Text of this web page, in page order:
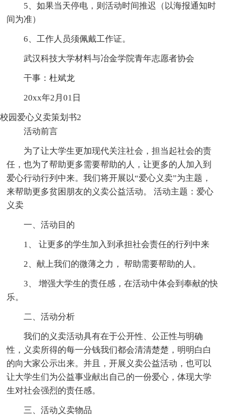
5、如果当天停电，则活动时间推迟（以海报通知时
间为准）
6、工作人员须佩戴工作证。
武汉科技大学材料与冶金学院青年志愿者协会
干事：杜斌龙
20xx年2月01日
校园爱心义卖策划书2
活动前言
为了让大学生更加现代关注社会，担当起社会的责
任，也为了帮助更多需要帮助的人，让更多的人加入到
爱心行动行列中来。我们将开展以“爱心义卖”为主题，
来帮助更多贫困朋友的义卖公益活动。 活动主题：爱心
义卖
一、活动目的
1、 让更多的学生加入到承担社会责任的行列中来
2、献上我们的微薄之力， 帮助需要帮助的人。
3、 增强大学生的责任感，在活动中体会到奉献的快
乐。
二、活动分析
我们的义卖活动具有在于公开性、公正性与明确
性，义卖所得的每一分钱我们都会清清楚楚，明明白白
的向大家公示出来。并且，开展义卖公益活动，也可以
让大学生们为公益事业献出自己的一份爱心，体现大学
生对社会强烈的责任感。
三、活动义卖物品